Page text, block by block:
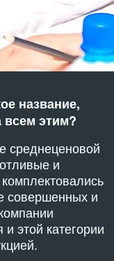
название,
всем этим?
среднеценовой
и
совершенных и
этой категории